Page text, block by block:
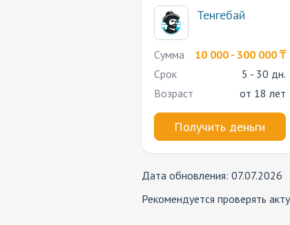
Тенгебай
Сумма
10 000 - 300 000 ₸
Срок
5 - 30 дн.
Возраст
от 18 лет
Получить деньги
Дата обновления: 07.07.2026
Рекомендуется проверять